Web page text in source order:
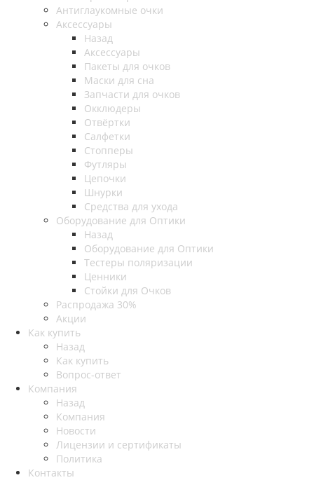
Антиглаукомные очки
Аксессуары
Назад
Аксессуары
Пакеты для очков
Маски для сна
Запчасти для очков
Окклюдеры
Отвёртки
Салфетки
Стопперы
Футляры
Цепочки
Шнурки
Средства для ухода
Оборудование для Оптики
Назад
Оборудование для Оптики
Тестеры поляризации
Ценники
Стойки для Очков
Распродажа 30%
Акции
Как купить
Назад
Как купить
Вопрос-ответ
Компания
Назад
Компания
Новости
Лицензии и сертификаты
Политика
Контакты